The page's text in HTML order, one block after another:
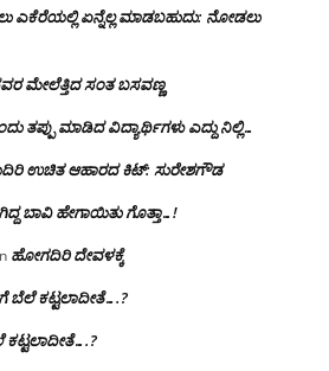
ಎಕೆರೆಯಲ್ಲಿ ಏನ್ನೆಲ್ಲ‌ ಮಾಡಬಹುದು: ನೋಡಲು
ಮೇಲೆತ್ತಿದ ಸಂತ ಬಸವಣ್ಣ
ತಪ್ಪು ಮಾಡಿದ ವಿದ್ಯಾರ್ಥಿಗಳು ಎದ್ದು ನಿಲ್ಲಿ…
ಉಚಿತ ಆಹಾರದ ಕಿಟ್: ಸುರೇಶಗೌಡ
ಬಾವಿ ಹೇಗಾಯಿತು ಗೊತ್ತಾ…!
ಹೋಗದಿರಿ ದೇವಳಕ್ಕೆ
ಬೆಲೆ ಕಟ್ಟಲಾದೀತೆ….?